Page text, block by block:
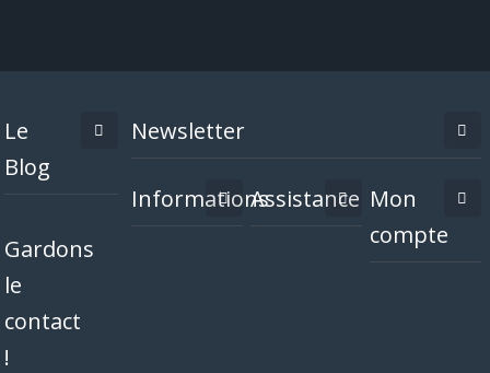
Le
Blog
Gardons
le
contact
!
Newsletter
InformationsAssistance Mon
compte